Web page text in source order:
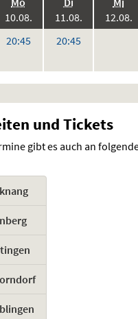
10.08.2026:
20:45Uhr
11.08.2026:
20:45Uhr
12.08.
und Tickets
gibt es auch an